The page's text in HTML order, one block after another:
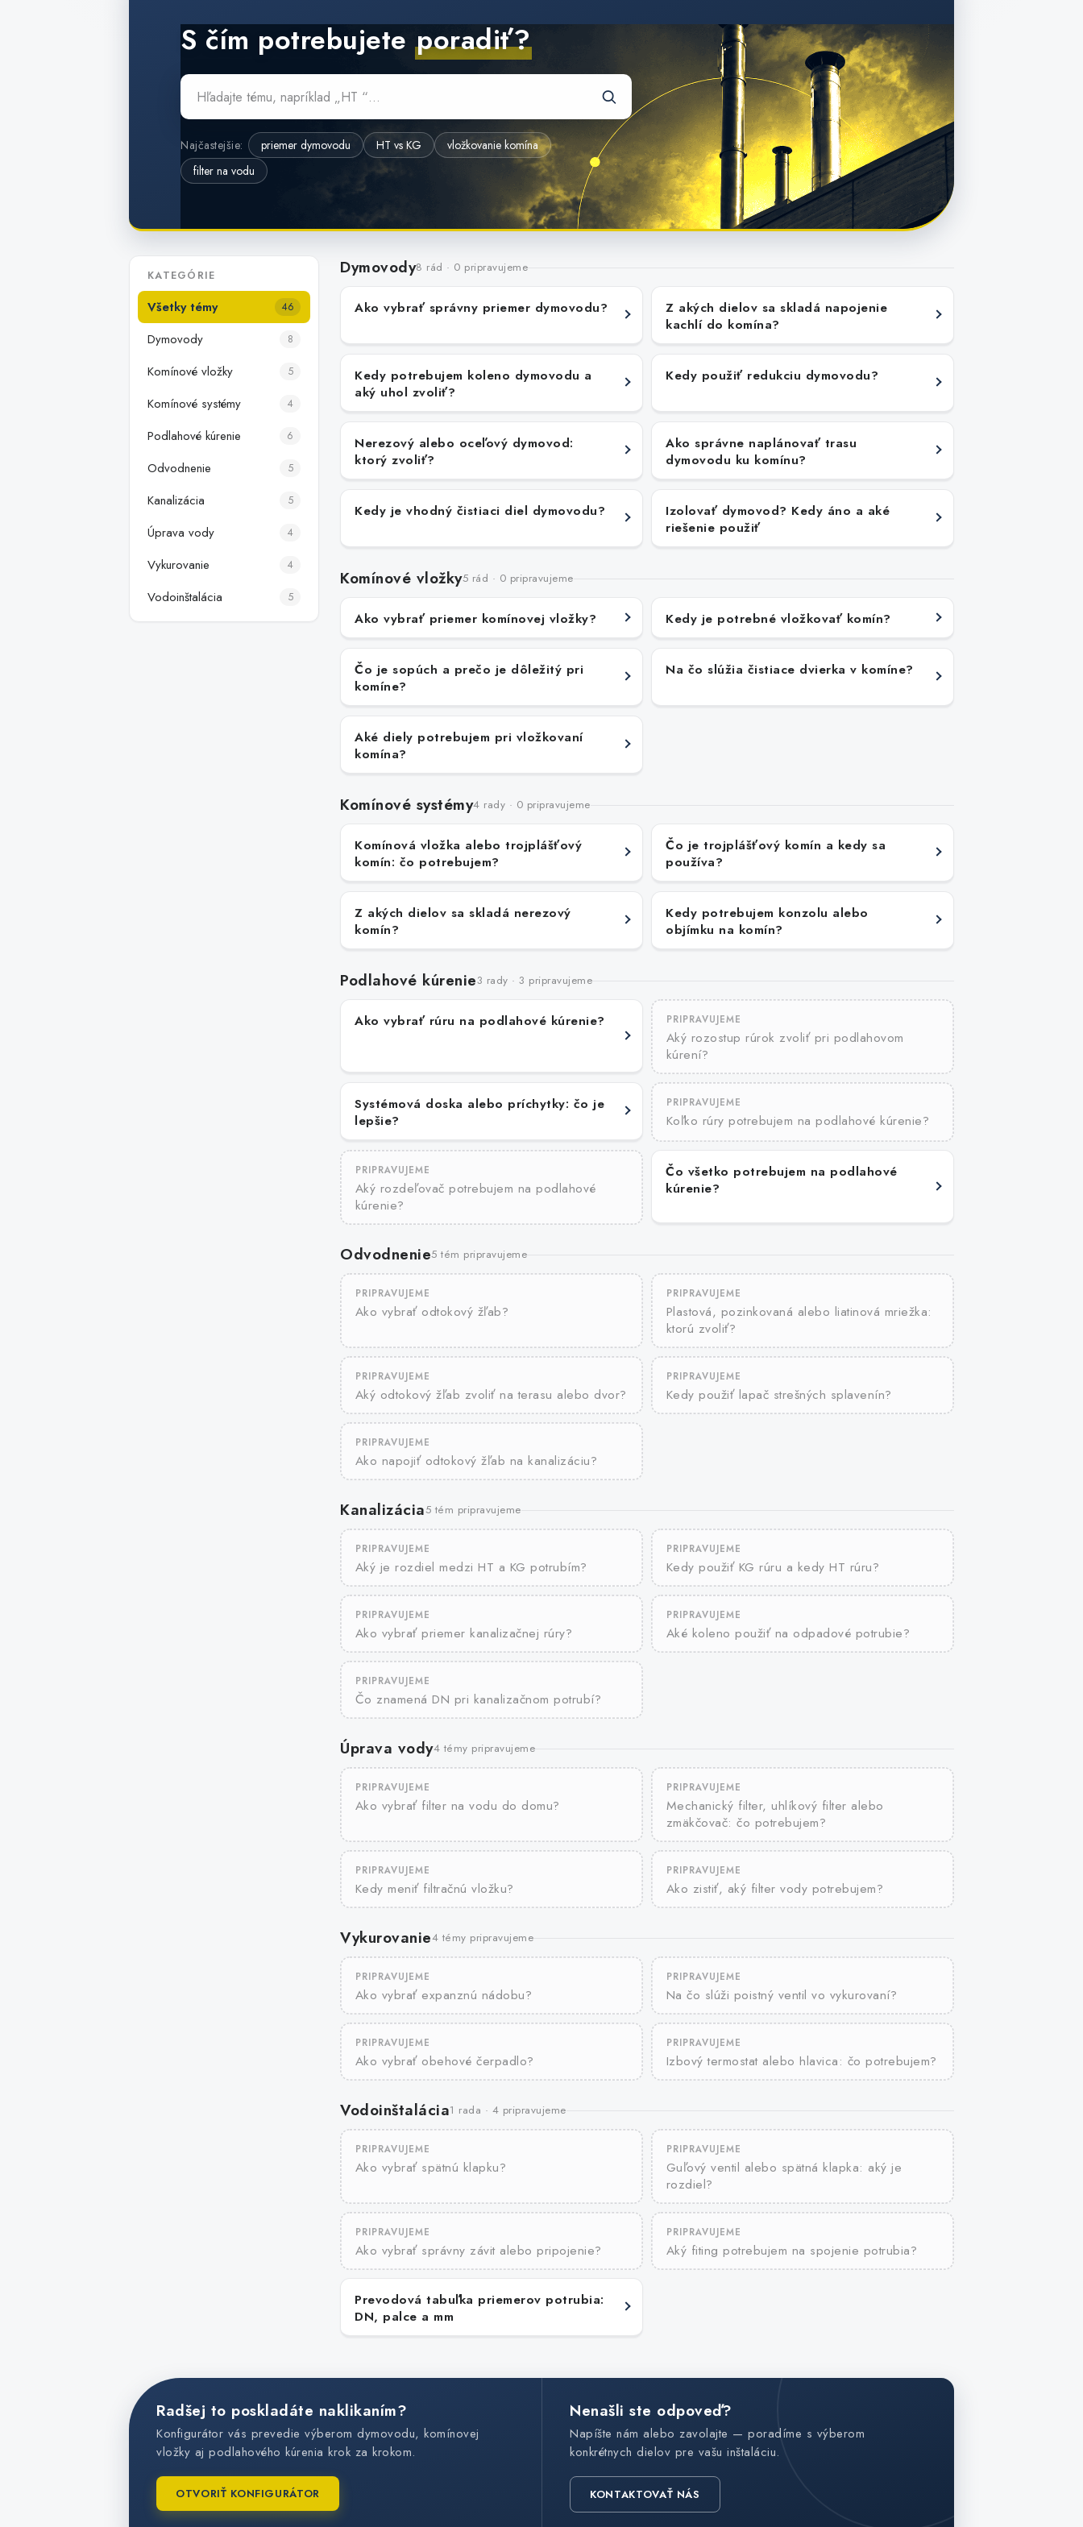
S čím potrebujete poradiť?
Najčastejšie: priemer dymovodu HT vs KG
vložkovanie komína
filter na vodu
KATEGÓRIE
Všetky témy 46
Dymovody 8
Komínové vložky 5
Komínové systémy 4
Podlahové kúrenie 6
Odvodnenie 5
Kanalizácia 5
Úprava vody 4
Vykurovanie 4
Vodoinštalácia 5
Dymovody8 rád · 0 pripravujeme
Ako vybrať správny priemer dymovodu?
Z akých dielov sa skladá napojenie
kachlí do komína?
Kedy potrebujem koleno dymovodu a
aký uhol zvoliť?
Kedy použiť redukciu dymovodu?
Nerezový alebo oceľový dymovod:
ktorý zvoliť?
Ako správne naplánovať trasu
dymovodu ku komínu?
Kedy je vhodný čistiaci diel dymovodu?
Izolovať dymovod? Kedy áno a aké
riešenie použiť
Komínové vložky5 rád · 0 pripravujeme
Ako vybrať priemer komínovej vložky? Kedy je potrebné vložkovať komín?
Čo je sopúch a prečo je dôležitý pri
komíne?
Na čo slúžia čistiace dvierka v komíne?
Aké diely potrebujem pri vložkovaní
komína?
Komínové systémy4 rady · 0 pripravujeme
Komínová vložka alebo trojplášťový
komín: čo potrebujem?
Čo je trojplášťový komín a kedy sa
používa?
Z akých dielov sa skladá nerezový
komín?
Kedy potrebujem konzolu alebo
objímku na komín?
Podlahové kúrenie3 rady · 3 pripravujeme
Ako vybrať rúru na podlahové kúrenie? PRIPRAVUJEME
Aký rozostup rúrok zvoliť pri podlahovom
kúrení?
Systémová doska alebo príchytky: čo je
lepšie?
PRIPRAVUJEME
Koľko rúry potrebujem na podlahové kúrenie?
PRIPRAVUJEME
Aký rozdeľovač potrebujem na podlahové
kúrenie?
Čo všetko potrebujem na podlahové
kúrenie?
Odvodnenie5 tém pripravujeme
PRIPRAVUJEME
Ako vybrať odtokový žľab?
PRIPRAVUJEME
Plastová, pozinkovaná alebo liatinová mriežka:
ktorú zvoliť?
PRIPRAVUJEME
Aký odtokový žľab zvoliť na terasu alebo dvor?
PRIPRAVUJEME
Kedy použiť lapač strešných splavenín?
PRIPRAVUJEME
Ako napojiť odtokový žľab na kanalizáciu?
Kanalizácia5 tém pripravujeme
PRIPRAVUJEME
Aký je rozdiel medzi HT a KG potrubím?
PRIPRAVUJEME
Kedy použiť KG rúru a kedy HT rúru?
PRIPRAVUJEME
Ako vybrať priemer kanalizačnej rúry?
PRIPRAVUJEME
Aké koleno použiť na odpadové potrubie?
PRIPRAVUJEME
Čo znamená DN pri kanalizačnom potrubí?
Úprava vody4 témy pripravujeme
PRIPRAVUJEME
Ako vybrať filter na vodu do domu?
PRIPRAVUJEME
Mechanický filter, uhlíkový filter alebo
zmäkčovač: čo potrebujem?
PRIPRAVUJEME
Kedy meniť filtračnú vložku?
PRIPRAVUJEME
Ako zistiť, aký filter vody potrebujem?
Vykurovanie4 témy pripravujeme
PRIPRAVUJEME
Ako vybrať expanznú nádobu?
PRIPRAVUJEME
Na čo slúži poistný ventil vo vykurovaní?
PRIPRAVUJEME
Ako vybrať obehové čerpadlo?
PRIPRAVUJEME
Izbový termostat alebo hlavica: čo potrebujem?
Vodoinštalácia1 rada · 4 pripravujeme
PRIPRAVUJEME
Ako vybrať spätnú klapku?
PRIPRAVUJEME
Guľový ventil alebo spätná klapka: aký je
rozdiel?
PRIPRAVUJEME
Ako vybrať správny závit alebo pripojenie?
PRIPRAVUJEME
Aký fiting potrebujem na spojenie potrubia?
Prevodová tabuľka priemerov potrubia:
DN, palce a mm
Radšej to poskladáte naklikaním?
Konfigurátor vás prevedie výberom dymovodu, komínovej
vložky aj podlahového kúrenia krok za krokom.
OTVORIŤ KONFIGURÁTOR
Nenašli ste odpoveď?
Napíšte nám alebo zavolajte — poradíme s výberom
konkrétnych dielov pre vašu inštaláciu.
KONTAKTOVAŤ NÁS